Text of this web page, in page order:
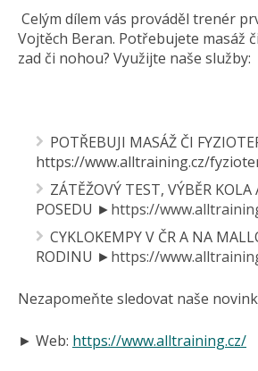
Celým dílem vás prováděl trenér
Vojtěch Beran. Potřebujete masáž
zad či nohou? Využijte naše služby:
POTŘEBUJI MASÁŽ ČI
https://www.alltraining.cz/
ZÁTĚŽOVÝ TEST, VÝBĚR
POSEDU ►https://
CYKLOKEMPY V ČR A NA
RODINU ►https://
Nezapomeňte sledovat naše
► Web: https://www.alltraining.cz/